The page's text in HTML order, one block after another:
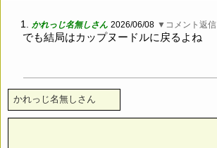
1. かれっじ名無しさん 2026/06/08 ▼コメント返信
でも結局はカップヌードルに戻るよね